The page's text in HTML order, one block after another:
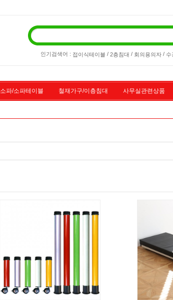
인기검색어 : 접이식테이블 / 2층침대 / 회의용의자 / 수
소파/소파테이블 철재가구/이층침대 사무실관련상품